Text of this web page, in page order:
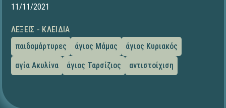
11/11/2021
ΛΈΞΕΙΣ - ΚΛΕΙΔΙΆ
παιδομάρτυρες
άγιος Μάμας
άγιος Κυριακός
αγία Ακυλίνα
άγιος Ταρσίζιος αντιστοίχιση